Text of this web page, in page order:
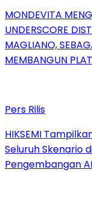
MONDEVITA
UNDERSCORE
MAGLIANO,
MEMBANGUN
Pers Rilis
HIKSEMI
Seluruh Skenario
Pengembangan